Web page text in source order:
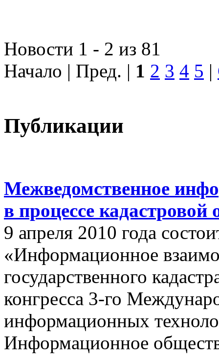
Новости 1 - 2 из 81
Начало | Пред. | 1 2 3 4 5 |
Публикации
Межведомственное
в процессе
9 апреля 2010 года
«Информационное
государственного
конгресса 3-го
информационных
Информационное